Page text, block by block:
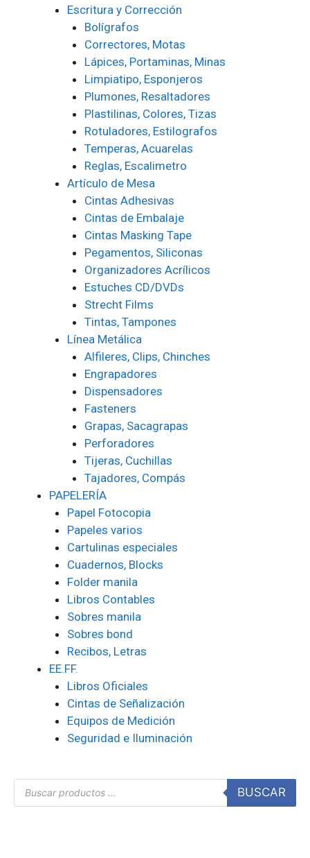
Escritura y Corrección
Bolígrafos
Correctores, Motas
Lápices, Portaminas, Minas
Limpiatipo, Esponjeros
Plumones, Resaltadores
Plastilinas, Colores, Tizas
Rotuladores, Estilografos
Temperas, Acuarelas
Reglas, Escalimetro
Artículo de Mesa
Cintas Adhesivas
Cintas de Embalaje
Cintas Masking Tape
Pegamentos, Siliconas
Organizadores Acrílicos
Estuches CD/DVDs
Strecht Films
Tintas, Tampones
Línea Metálica
Alfileres, Clips, Chinches
Engrapadores
Dispensadores
Fasteners
Grapas, Sacagrapas
Perforadores
Tijeras, Cuchillas
Tajadores, Compás
PAPELERÍA
Papel Fotocopia
Papeles varios
Cartulinas especiales
Cuadernos, Blocks
Folder manila
Libros Contables
Sobres manila
Sobres bond
Recibos, Letras
EE.FF.
Libros Oficiales
Cintas de Señalización
Equipos de Medición
Seguridad e Iluminación
BUSCAR